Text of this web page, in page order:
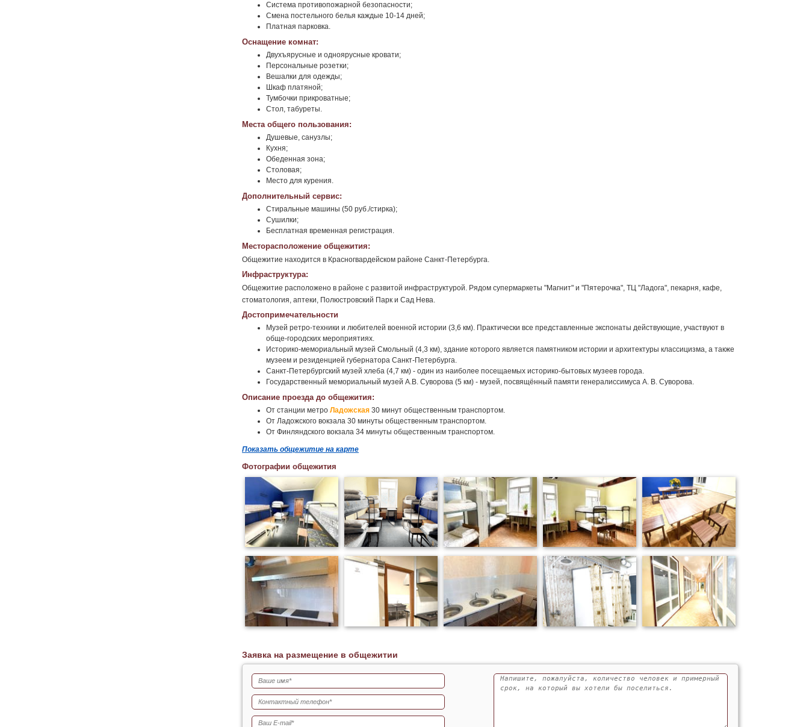
Система противопожарной безопасности;
Смена постельного белья каждые 10-14 дней;
Платная парковка.
Оснащение комнат:
Двухъярусные и одноярусные кровати;
Персональные розетки;
Вешалки для одежды;
Шкаф платяной;
Тумбочки прикроватные;
Стол, табуреты.
Места общего пользования:
Душевые, санузлы;
Кухня;
Обеденная зона;
Столовая;
Место для курения.
Дополнительный сервис:
Стиральные машины (50 руб./стирка);
Сушилки;
Бесплатная временная регистрация.
Месторасположение общежития:
Общежитие находится в Красногвардейском районе Санкт-Петербурга.
Инфраструктура:
Общежитие расположено в районе с развитой инфраструктурой. Рядом супермаркеты "Магнит" и "Пятерочка", ТЦ "Ладога", пекарня, кафе,
стоматология, аптеки, Полюстровский Парк и Сад Нева.
Достопримечательности
Музей ретро-техники и любителей военной истории (3,6 км). Практически все представленные экспонаты действующие, участвуют в
обще-городских мероприятиях.
Историко-мемориальный музей Смольный (4,3 км), здание которого является памятником истории и архитектуры классицизма, а также
музеем и резиденцией губернатора Санкт-Петербурга.
Санкт-Петербургский музей хлеба (4,7 км) - один из наиболее посещаемых историко-бытовых музеев города.
Государственный мемориальный музей А.В. Суворова (5 км) - музей, посвящённый памяти генералиссимуса А. В. Суворова.
Описание проезда до общежития:
От станции метро Ладожская 30 минут общественным транспортом.
От Ладожского вокзала 30 минуты общественным транспортом.
От Финляндского вокзала 34 минуты общественным транспортом.
Показать общежитие на карте
Фотографии общежития
Заявка на размещение в общежитии